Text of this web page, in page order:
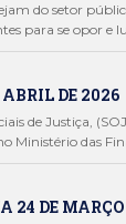
do setor
para se opor e
DE 2026
de Justiça,
Ministério das
24 DE MARÇO